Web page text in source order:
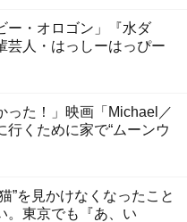
ー・オロゴン」『水ダ
芸人・はっしーはっぴー
った！」映画「Michael／
くために家で“ムーンウ
”を見かけなくなったこと
。東京でも『あ、い